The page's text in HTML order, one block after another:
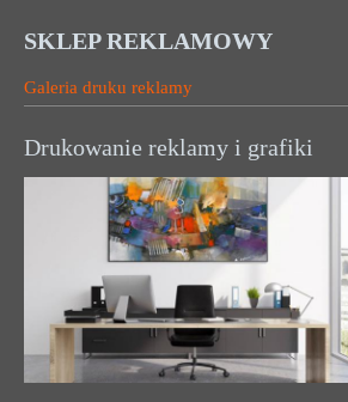
SKLEP REKLAMOWY
Galeria druku reklamy
Drukowanie reklamy i grafiki